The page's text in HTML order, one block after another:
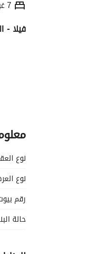
7 غرف نوم
فيلا -
نوع
نوع
رقم
حالة